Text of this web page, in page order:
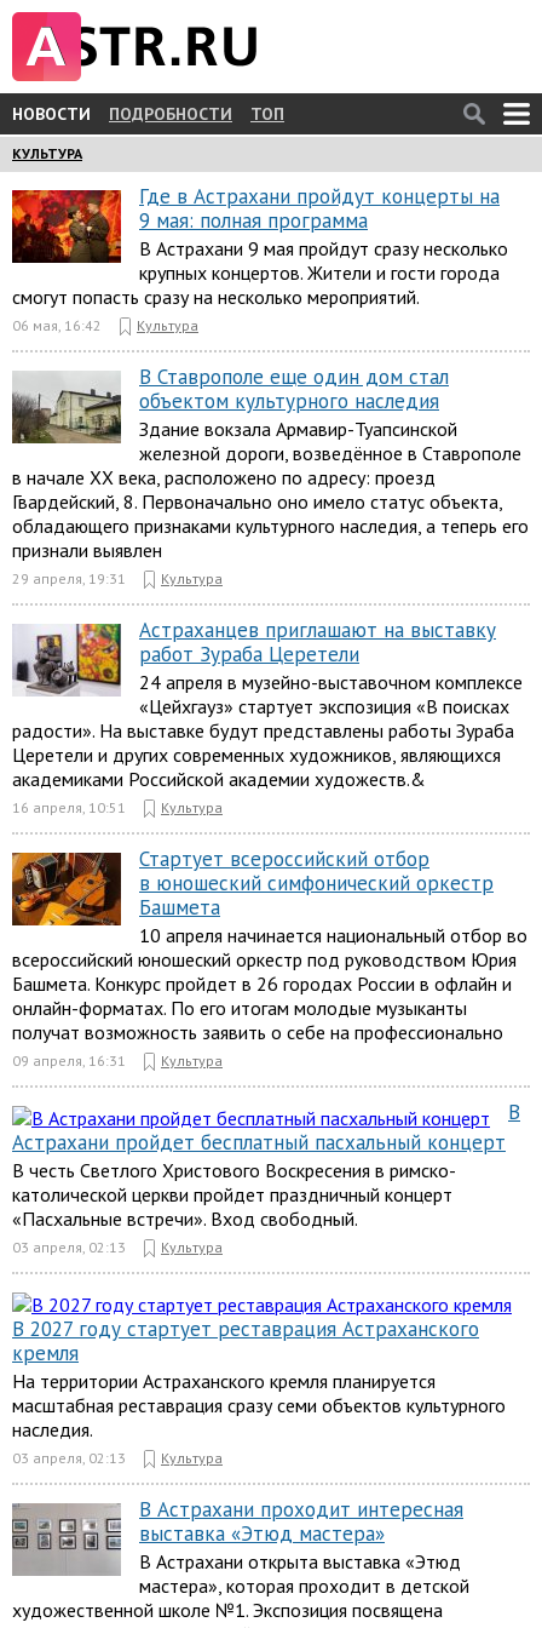
НОВОСТИ ПОДРОБНОСТИ ТОП
КУЛЬТУРА
Где в Астрахани пройдут концерты на
9 мая: полная программа
В Астрахани 9 мая пройдут сразу несколько
крупных концертов. Жители и гости города
смогут попасть сразу на несколько мероприятий.
06 мая, 16:42 Культура
В Ставрополе еще один дом стал
объектом культурного наследия
Здание вокзала Армавир-Туапсинской
железной дороги, возведённое в Ставрополе
в начале XX века, расположено по адресу: проезд
Гвардейский, 8. Первоначально оно имело статус объекта,
обладающего признаками культурного наследия, а теперь его
признали выявлен
29 апреля, 19:31 Культура
Астраханцев приглашают на выставку
работ Зураба Церетели
24 апреля в музейно-выставочном комплексе
«Цейхгауз» стартует экспозиция «В поисках
радости». На выставке будут представлены работы Зураба
Церетели и других современных художников, являющихся
академиками Российской академии художеств.&
16 апреля, 10:51 Культура
Стартует всероссийский отбор
в юношеский симфонический оркестр
Башмета
10 апреля начинается национальный отбор во
всероссийский юношеский оркестр под руководством Юрия
Башмета. Конкурс пройдет в 26 городах России в офлайн и
онлайн-форматах. По его итогам молодые музыканты
получат возможность заявить о себе на профессионально
09 апреля, 16:31 Культура
В
Астрахани пройдет бесплатный пасхальный концерт
В честь Светлого Христового Воскресения в римско-
католической церкви пройдет праздничный концерт
«Пасхальные встречи». Вход свободный.
03 апреля, 02:13 Культура
В 2027 году стартует реставрация Астраханского
кремля
На территории Астраханского кремля планируется
масштабная реставрация сразу семи объектов культурного
наследия.
03 апреля, 02:13 Культура
В Астрахани проходит интересная
выставка «Этюд мастера»
В Астрахани открыта выставка «Этюд
мастера», которая проходит в детской
художественной школе №1. Экспозиция посвящена